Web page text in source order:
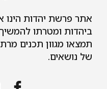
יהדות הינו אתר המנגיש
להמשיך ולזכות
תכנים מרתקים